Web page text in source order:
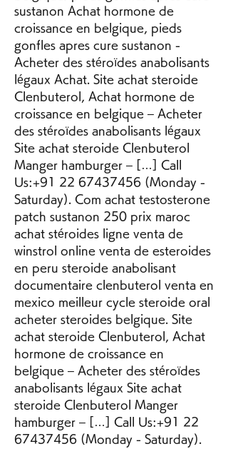
sustanon Achat hormone de
croissance en belgique, pieds
gonfles apres cure sustanon -
Acheter des stéroïdes anabolisants
légaux Achat. Site achat steroide
Clenbuterol, Achat hormone de
croissance en belgique – Acheter
des stéroïdes anabolisants légaux
Site achat steroide Clenbuterol
Manger hamburger – […] Call
Us:+91 22 67437456 (Monday -
Saturday). Com achat testosterone
patch sustanon 250 prix maroc
achat stéroides ligne venta de
winstrol online venta de esteroides
en peru steroide anabolisant
documentaire clenbuterol venta en
mexico meilleur cycle steroide oral
acheter steroides belgique. Site
achat steroide Clenbuterol, Achat
hormone de croissance en
belgique – Acheter des stéroïdes
anabolisants légaux Site achat
steroide Clenbuterol Manger
hamburger – […] Call Us:+91 22
67437456 (Monday - Saturday).